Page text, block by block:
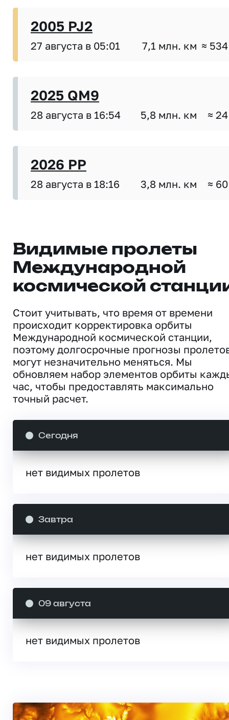
2005 PJ2
27 августа в 05:01 7,1 млн. км ≈
2025 QM9
28 августа в 16:54 5,8 млн. км ≈
2026 PP
28 августа в 18:16 3,8 млн. км ≈
Видимые пролеты
Международной
космической
Стоит учитывать, что время от времени
происходит корректировка орбиты
Международной космической станции,
поэтому долгосрочные прогнозы
могут незначительно меняться. Мы
обновляем набор элементов орбиты
час, чтобы предоставлять максимально
точный расчет.
Сегодня
нет видимых пролетов
Завтра
нет видимых пролетов
09 августа
нет видимых пролетов